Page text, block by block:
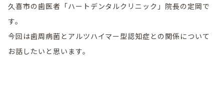
久喜市の歯医者「ハートデンタルクリニック」院長の定岡で
す。
今回は歯周病菌とアルツハイマー型認知症との関係について
お話したいと思います。